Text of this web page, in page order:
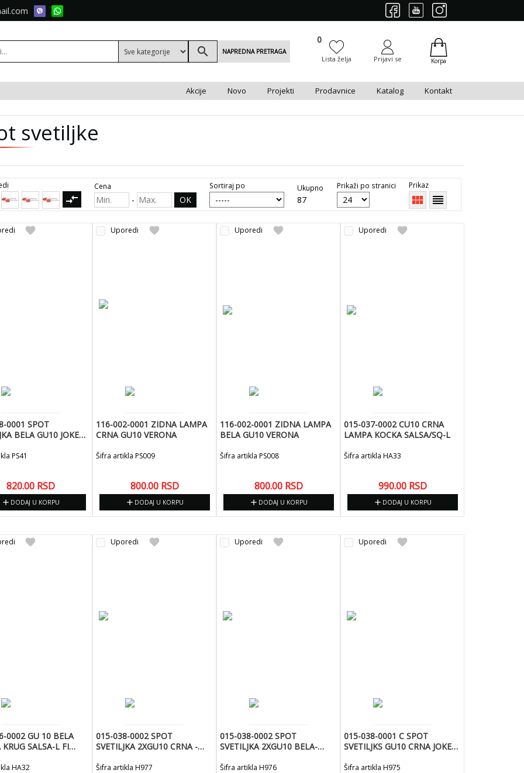
search NAPREDNA PRETRAGA
0
Lista želja Prijavi se Korpa
Akcije Novo Projekti Prodavnice Katalog Kontakt
svetiljke
compare_arrows
Cena
- OK
Sortiraj po Ukupno
87
Prikaži po stranici Prikaz
view_module reorder
favorite
0001 SPOT
BELA GU10 JOKER-
PS41
820.00 RSD
add DODAJ U KORPU
favorite
Uporedi
116-002-0001 ZIDNA LAMPA
CRNA GU10 VERONA
Šifra artikla PS009
800.00 RSD
add DODAJ U KORPU
favorite
Uporedi
116-002-0001 ZIDNA LAMPA
BELA GU10 VERONA
Šifra artikla PS008
800.00 RSD
add DODAJ U KORPU
favorite
Uporedi
015-037-0002 CU10 CRNA
LAMPA KOCKA SALSA/SQ-L
Šifra artikla HA33
990.00 RSD
add DODAJ U KORPU
favorite
0002 GU 10 BELA
SALSA-L FI
HA32
favorite
Uporedi
015-038-0002 SPOT
SVETILJKA 2XGU10 CRNA -
Šifra artikla H977
favorite
Uporedi
015-038-0002 SPOT
SVETILJKA 2XGU10 BELA-
Šifra artikla H976
favorite
Uporedi
015-038-0001 C SPOT
SVETILJKS GU10 CRNA JOKER-
Šifra artikla H975